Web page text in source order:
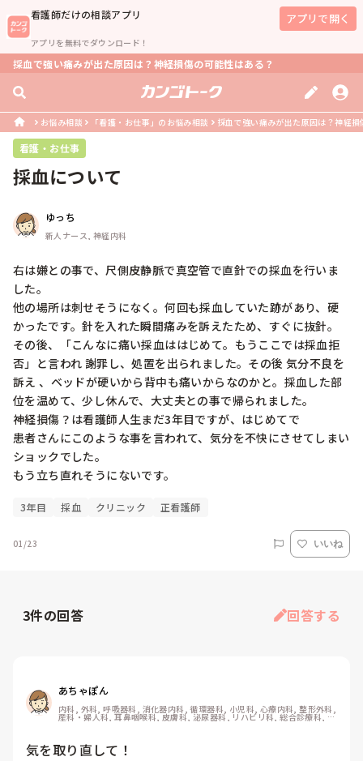
看護師だけの相談アプリ
アプリを無料でダウンロード！
アプリで開く
採血で強い痛みが出た原因は？神経損傷の可能性はある？
お悩み相談 「看護・お仕事」のお悩み相談 採血で強い痛みが出た原因は？神経
看護・お仕事
採血について
ゆっち
新人ナース, 神経内科
右は嫌との事で、尺側皮静脈で真空管で直針での採血を行いま
した。
他の場所は刺せそうになく。何回も採血していた跡があり、硬
かったです。針を入れた瞬間痛みを訴えたため、すぐに抜針。
その後、「こんなに痛い採血ははじめて。もうここでは採血拒
否」と言われ 謝罪し、処置を出られました。その後 気分不良を
訴え 、ベッドが硬いから背中も痛いからなのかと。採血した部
位を温めて、少し休んで、大丈夫との事で帰られました。
神経損傷？は看護師人生まだ3年目ですが、はじめてで
患者さんにこのような事を言われて、気分を不快にさせてしまい
ショックでした。
もう立ち直れそうにないです。
3年目 採血 クリニック 正看護師
01/23 いいね
3件の回答 回答する
あちゃぽん
内科, 外科, 呼吸器科, 消化器内科, 循環器科, 小児科, 心療内科, 整形外科,
産科・婦人科, 耳鼻咽喉科, 皮膚科, 泌尿器科, リハビリ科, 総合診療科, 救
急科, 超急性期, ICU, CCU, HCU, その他の科, ママナース, 外来, 神経内
ペ室, 透析, 検診・健診
気を取り直して！